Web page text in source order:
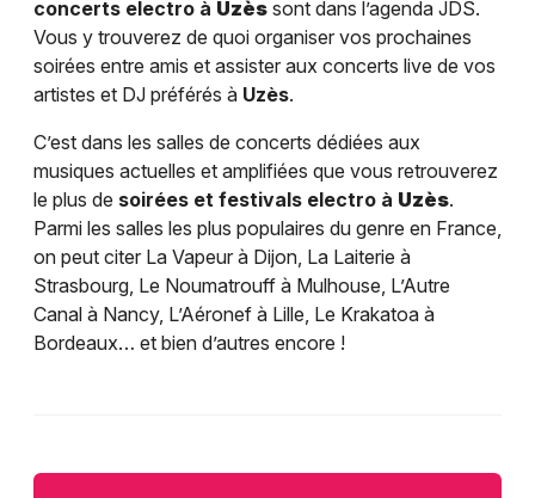
concerts electro à Uzès sont dans l’agenda JDS.
Vous y trouverez de quoi organiser vos prochaines
soirées entre amis et assister aux concerts live de vos
artistes et DJ préférés à Uzès.
C’est dans les salles de concerts dédiées aux
musiques actuelles et amplifiées que vous retrouverez
le plus de soirées et festivals electro à Uzès.
Parmi les salles les plus populaires du genre en France,
on peut citer La Vapeur à Dijon, La Laiterie à
Strasbourg, Le Noumatrouff à Mulhouse, L’Autre
Canal à Nancy, L’Aéronef à Lille, Le Krakatoa à
Bordeaux… et bien d’autres encore !